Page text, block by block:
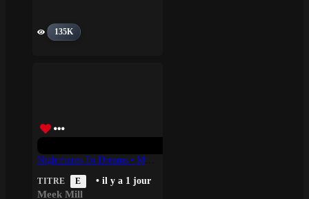
135K
TITRE E • il y a 1 jour
Meek Mill